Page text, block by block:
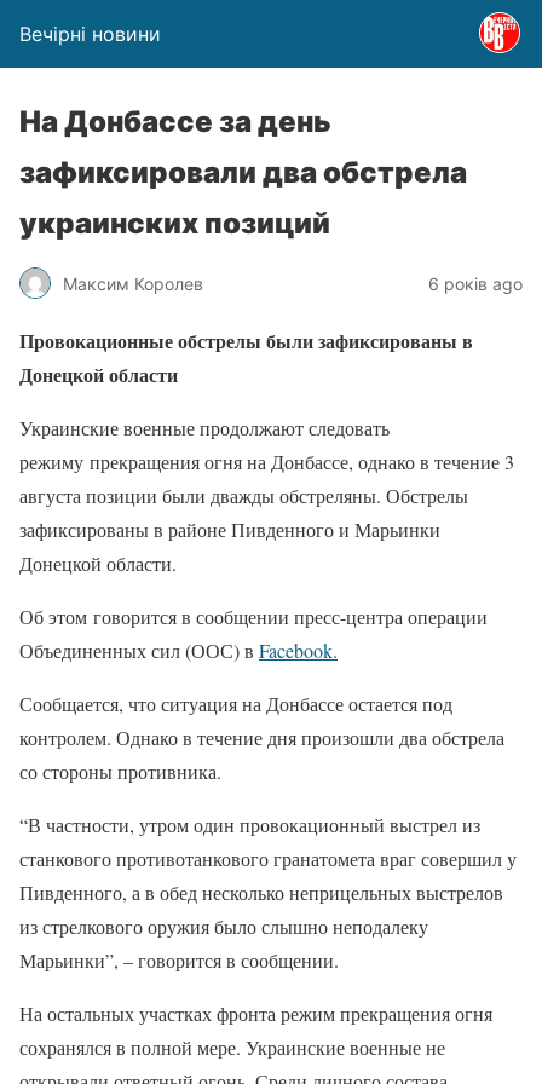
Вечірні новини
На Донбассе за день
зафиксировали два обстрела
украинских позиций
Максим Королев 6 років ago
Провокационные обстрелы были зафиксированы в
Донецкой области
Украинские военные продолжают следовать
режиму прекращения огня на Донбассе, однако в течение 3
августа позиции были дважды обстреляны. Обстрелы
зафиксированы в районе Пивденного и Марьинки
Донецкой области.
Об этом говорится в сообщении пресс-центра операции
Объединенных сил (ООС) в Facebook.
Сообщается, что ситуация на Донбассе остается под
контролем. Однако в течение дня произошли два обстрела
со стороны противника.
“В частности, утром один провокационный выстрел из
станкового противотанкового гранатомета враг совершил у
Пивденного, а в обед несколько неприцельных выстрелов
из стрелкового оружия было слышно неподалеку
Марьинки”, – говорится в сообщении.
На остальных участках фронта режим прекращения огня
сохранялся в полной мере. Украинские военные не